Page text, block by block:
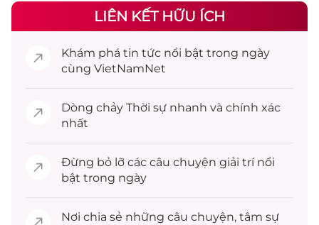
LIÊN KẾT HỮU ÍCH
Khám phá tin tức nổi bật trong ngày
cùng VietNamNet
Dòng chảy Thời sự nhanh và chính xác
nhất
Đừng bỏ lỡ các câu chuyện giải trínổi
bật trong ngày
Nơi chia sẻ những câu chuyện, tâm sự